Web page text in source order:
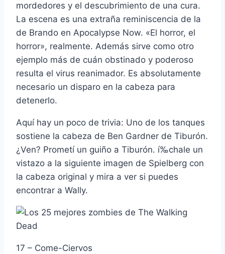
mordedores y el descubrimiento de una cura.
La escena es una extraña reminiscencia de la
de Brando en Apocalypse Now. «El horror, el
horror», realmente. Además sirve como otro
ejemplo más de cuán obstinado y poderoso
resulta el virus reanimador. Es absolutamente
necesario un disparo en la cabeza para
detenerlo.
Aquí­ hay un poco de trivia: Uno de los tanques
sostiene la cabeza de Ben Gardner de Tiburón.
¿Ven? Prometí­ un guiño a Tiburón. í‰chale un
vistazo a la siguiente imagen de Spielberg con
la cabeza original y mira a ver si puedes
encontrar a Wally.
17 – Come-Ciervos